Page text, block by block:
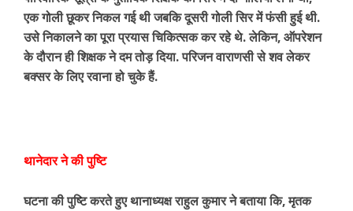
एक गोली छूकर निकल गई थी जबकि दूसरी गोली सिर में फंसी हुई थी.
उसे निकालने का पूरा प्रयास चिकित्सक कर रहे थे. लेकिन, ऑपरेशन
के दौरान ही शिक्षक ने दम तोड़ दिया. परिजन वाराणसी से शव लेकर
बक्सर के लिए रवाना हो चुके हैं.
थानेदार ने की पुष्टि
घटना की पुष्टि करते हुए थानाध्यक्ष राहुल कुमार ने बताया कि, मृतक